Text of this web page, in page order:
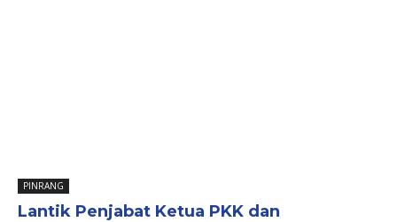
PINRANG
Lantik Penjabat Ketua PKK dan